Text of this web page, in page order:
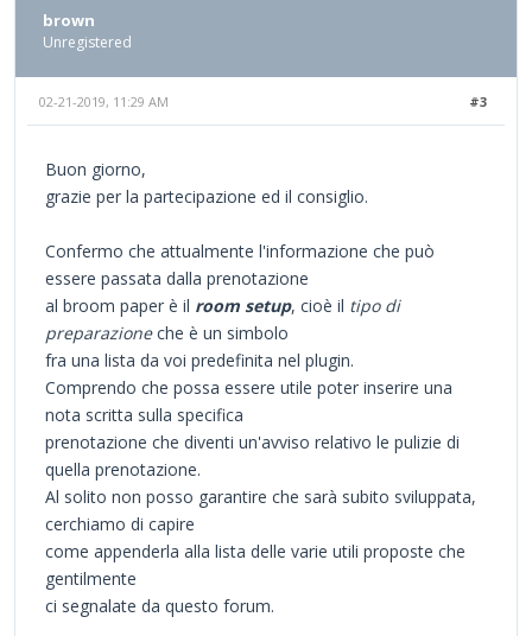
brown
Unregistered
#3
02-21-2019, 11:29 AM
Buon giorno,
grazie per la partecipazione ed il consiglio.
Confermo che attualmente l'informazione che può
essere passata dalla prenotazione
al broom paper è il room setup, cioè il tipo di
preparazioneche è un simbolo
fra una lista da voi predefinita nel plugin.
Comprendo che possa essere utile poter inserire una
nota scritta sulla specifica
prenotazione che diventi un'avviso relativo le pulizie di
quella prenotazione.
Al solito non posso garantire che sarà subito sviluppata,
cerchiamo di capire
come appenderla alla lista delle varie utili proposte che
gentilmente
ci segnalate da questo forum.